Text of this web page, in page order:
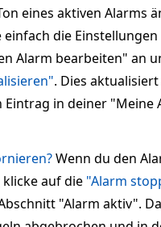
eines aktiven Alarms
einfach die Einstellungen
Alarm bearbeiten" an
. Dies
in deiner "Meine
Wenn du den
auf die "Alarm
"Alarm aktiv".